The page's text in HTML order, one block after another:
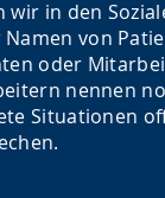
wir in den
Namen von
oder
nennen
Situationen